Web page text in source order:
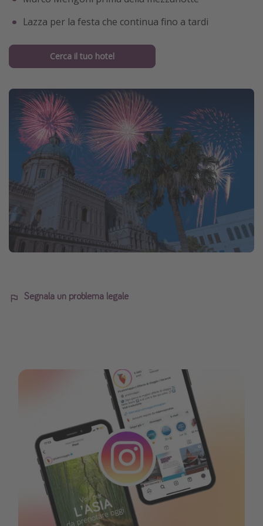
Lazza per la festa che continua fino a tardi
Cerca il tuo hotel
Segnala un problema legale